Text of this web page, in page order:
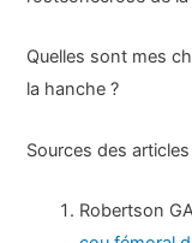
Quelles sont mes
la hanche ?
Sources des
Robertson